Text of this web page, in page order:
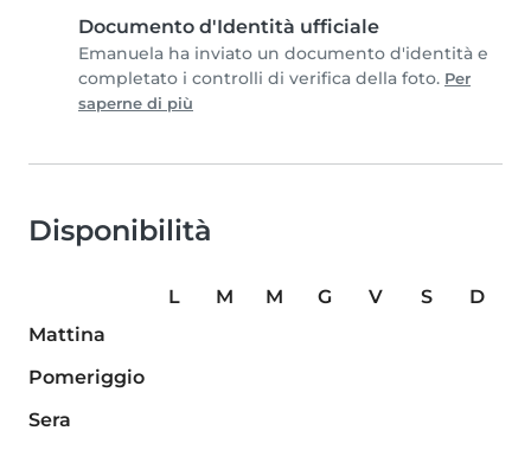
Documento d'Identità ufficiale
Emanuela ha inviato un documento d'identità e
completato i controlli di verifica della foto. Per
saperne di più
Disponibilità
L M M G V S
D
Mattina
Pomeriggio
Sera